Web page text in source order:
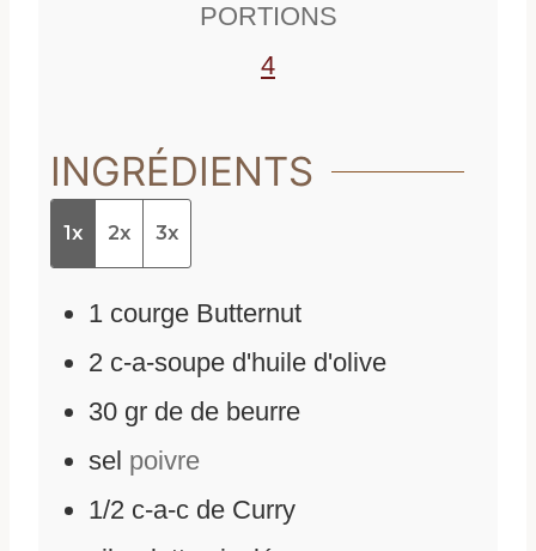
PORTIONS
4
INGRÉDIENTS
1x 2x 3x
1 courge Butternut
2 c-a-soupe d'huile d'olive
30 gr de de beurre
sel poivre
1/2 c-a-c de Curry